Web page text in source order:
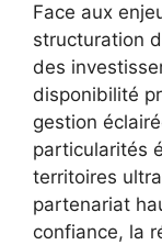
Face aux
structuration
des
disponibilité
gestion
particularités
territoires
partenariat
confiance, la